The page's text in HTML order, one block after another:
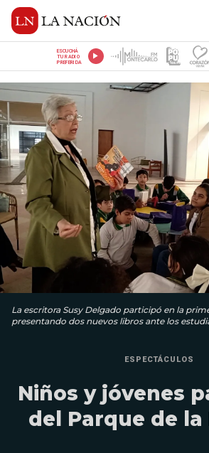
ESCUCHÁ
TU RADIO
PREFERIDA
La escritora Susy Delgado participó en la
presentando dos nuevos libros ante los
ESPECTÁCULOS
Niños y jóvenes
del Parque de